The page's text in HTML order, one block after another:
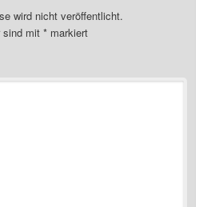
wird nicht veröffentlicht.
sind mit* markiert